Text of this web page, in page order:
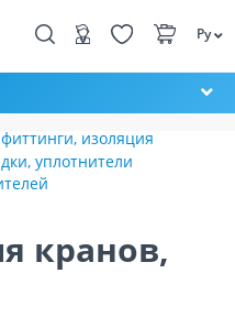
Ру
изоляция
уплотнители
кранов,